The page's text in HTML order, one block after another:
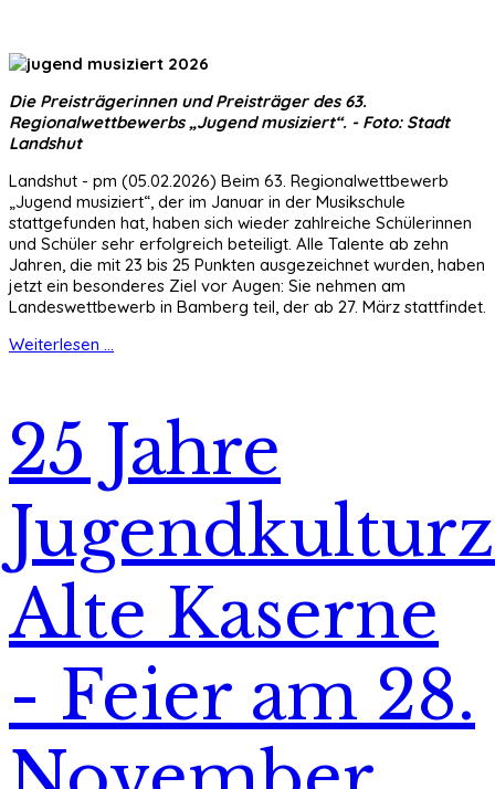
Die Preisträgerinnen und Preisträger des 63.
Regionalwettbewerbs „Jugend musiziert“. - Foto: Stadt
Landshut
Landshut - pm (05.02.2026) Beim 63. Regionalwettbewerb
„Jugend musiziert“, der im Januar in der Musikschule
stattgefunden hat, haben sich wieder zahlreiche Schülerinnen
und Schüler sehr erfolgreich beteiligt. Alle Talente ab zehn
Jahren, die mit 23 bis 25 Punkten ausgezeichnet wurden, haben
jetzt ein besonderes Ziel vor Augen: Sie nehmen am
Landeswettbewerb in Bamberg teil, der ab 27. März stattfindet.
Weiterlesen ...
25 Jahre
Alte Kaserne
- Feier am 28.